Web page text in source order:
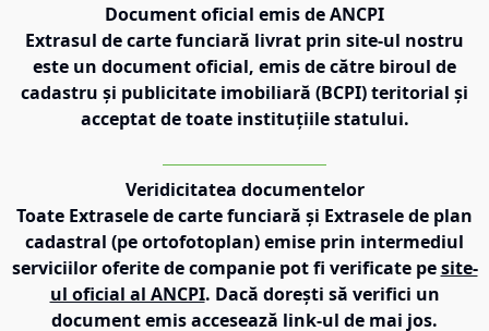
Document oficial emis de ANCPI
Extrasul de carte funciară livrat prin site-ul nostru
este un document oficial, emis de către biroul de
cadastru și publicitate imobiliară (BCPI) teritorial și
acceptat de toate instituțiile statului.
Veridicitatea documentelor
Toate Extrasele de carte funciară și Extrasele de plan
cadastral (pe ortofotoplan) emise prin intermediul
serviciilor oferite de companie pot fi verificate pe site-
ul oficial al ANCPI. Dacă dorești să verifici un
document emis accesează link-ul de mai jos.